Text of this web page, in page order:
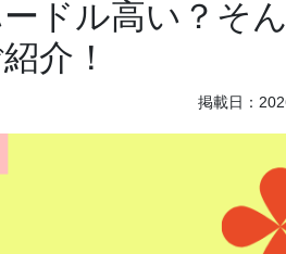
ドル高い？そ
介！
掲載日：